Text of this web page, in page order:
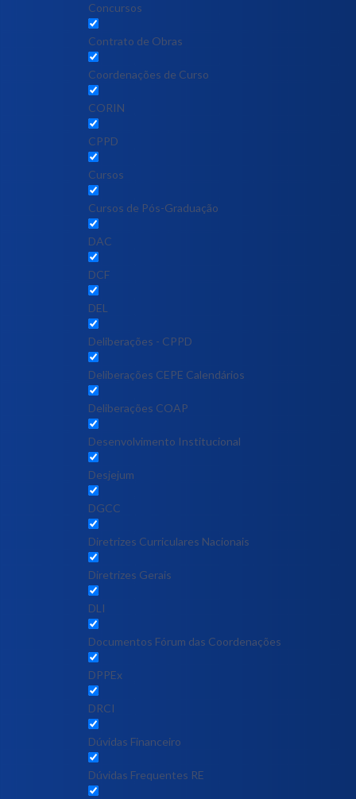
Concursos
Contrato de Obras
Coordenações de Curso
CORIN
CPPD
Cursos
Cursos de Pós-Graduação
DAC
DCF
DEL
Deliberações - CPPD
Deliberações CEPE Calendários
Deliberações COAP
Desenvolvimento Institucional
Desjejum
DGCC
Diretrizes Curriculares Nacionais
Diretrizes Gerais
DLI
Documentos Fórum das Coordenações
DPPEx
DRCI
Dúvidas Financeiro
Dúvidas Frequentes RE